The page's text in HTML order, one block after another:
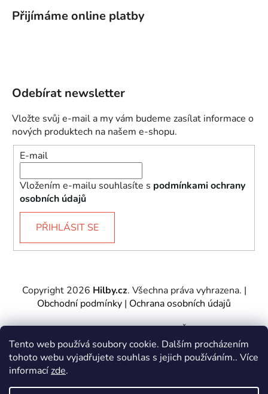
Tento web používá soubory cookie. Dalším procházením
tohoto webu vyjadřujete souhlas s jejich používáním.. Více
informacízde.
Přijímáme online platby
Odebírat newsletter
Vložte svůj e-mail a my vám budeme zasílat informace o
nových produktech na našem e-shopu.
E-mail
Vložením e-mailu souhlasíte s podmínkami ochrany
osobních údajů
PŘIHLÁSIT SE
Copyright 2026 Hilby.cz. Všechna práva vyhrazena. |
Obchodní podmínky | Ochrana osobních údajů
Provozovatel e-shopu: Hilby CZ s.r.o., IČ: 27467317, se
sídlem Soukenická 2082/7,11000 Praha 1 – Nové
Město.
Společnost je zapsána u Městského soudu v Praze -